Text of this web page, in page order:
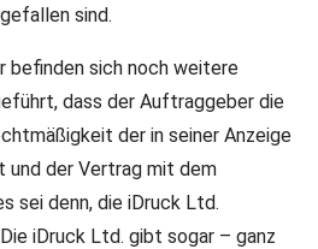
sind.
befinden sich noch weitere
dass der Auftraggeber die
der in seiner Anzeige
der Vertrag mit dem
sei denn, die iDruck Ltd.
iDruck Ltd. gibt sogar – ganz